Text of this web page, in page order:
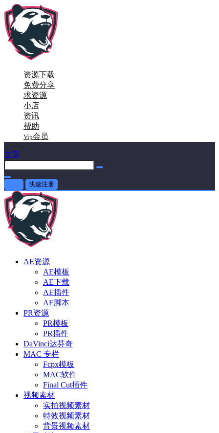
资源下载
免费分享
求资源
小店
资讯
帮助
Vip会员
文章
快速注册
AE资源
AE模板
AE下载
AE插件
AE脚本
PR资源
PR模板
PR插件
DaVinci达芬奇
MAC 专栏
Fcpx模板
MAC软件
Final Cut插件
视频素材
实拍视频素材
特效视频素材
背景视频素材